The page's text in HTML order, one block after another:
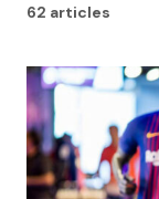
62 articles